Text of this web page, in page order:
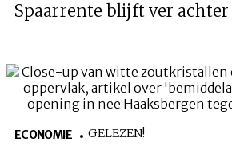
Spaarrente blijft ver
ECONOMIE GELEZEN!